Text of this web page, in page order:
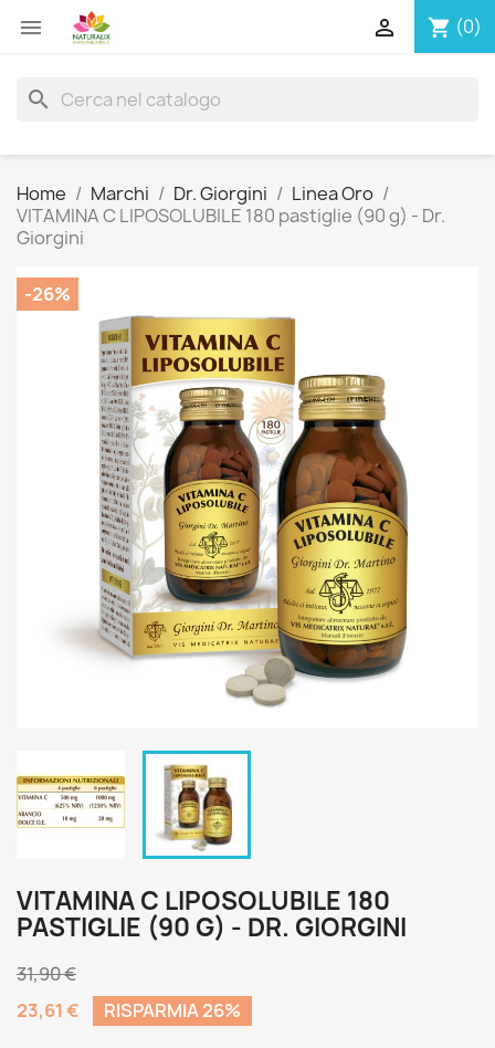
 shopping_cart (0)

search
Home Marchi Dr. Giorgini
Linea Oro
VITAMINA C LIPOSOLUBILE 180 pastiglie (90 g) - Dr.
Giorgini
-26%
VITAMINA C LIPOSOLUBILE 180
PASTIGLIE (90 G) - DR. GIORGINI
31,90 €
23,61 €
RISPARMIA 26%